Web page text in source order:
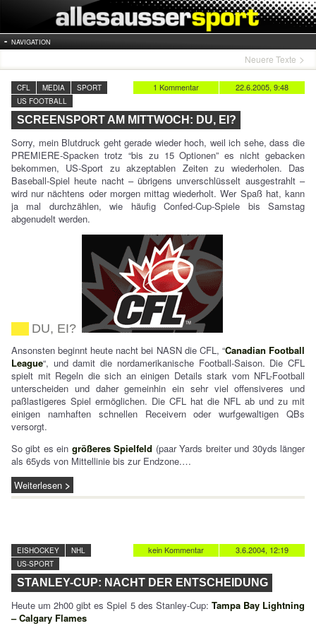
NAVIGATION
Neuere Texte
22.6.2005, 9:48
1 Kommentar
CFL MEDIA
SPORT
US FOOTBALL
SCREENSPORT AM MITTWOCH: DU, EI?
Sorry, mein Blutdruck geht gerade wieder hoch, weil ich sehe, dass die
PREMIERE-Spacken trotz “bis zu 15 Optionen” es nicht gebacken
bekommen, US-Sport zu akzeptablen Zeiten zu wiederholen. Das
Baseball-Spiel heute nacht – übrigens unverschlüsselt ausgestrahlt –
wird nur nächtens oder morgen mittag wiederholt. Wer Spaß hat, kann
ja mal durchzählen, wie häufig Confed-Cup-Spiele bis Samstag
abgenudelt werden.
DU, EI?
Ansonsten beginnt heute nacht bei NASN die CFL, “Canadian Football
League“, und damit die nordamerikanische Football-Saison. Die CFL
spielt mit Regeln die sich an einigen Details stark vom NFL-Football
unterscheiden und daher gemeinhin ein sehr viel offensiveres und
paßlastigeres Spiel ermöglichen. Die CFL hat die NFL ab und zu mit
einigen namhaften schnellen Receivern oder wurfgewaltigen QBs
versorgt.
So gibt es ein größeres Spielfeld (paar Yards breiter und 30yds länger
als 65yds von Mittellinie bis zur Endzone.…
Weiterlesen
3.6.2004, 12:19
kein Kommentar
EISHOCKEY
NHL
US-SPORT
STANLEY-CUP: NACHT DER ENTSCHEIDUNG
Heute um 2h00 gibt es Spiel 5 des Stanley-Cup: Tampa Bay Lightning
– Calgary Flames